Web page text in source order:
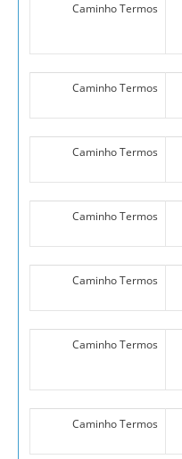
Caminho Termos
Caminho Termos
Caminho Termos
Caminho Termos
Caminho Termos
Caminho Termos
Caminho Termos